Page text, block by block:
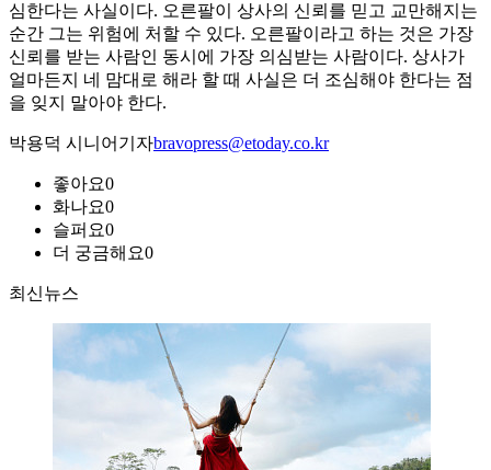
심한다는 사실이다. 오른팔이 상사의 신뢰를 믿고 교만해지는
순간 그는 위험에 처할 수 있다. 오른팔이라고 하는 것은 가장
신뢰를 받는 사람인 동시에 가장 의심받는 사람이다. 상사가
얼마든지 네 맘대로 해라 할 때 사실은 더 조심해야 한다는 점
을 잊지 말아야 한다.
박용덕 시니어기자bravopress@etoday.co.kr
좋아요0
화나요0
슬퍼요0
더 궁금해요0
최신뉴스